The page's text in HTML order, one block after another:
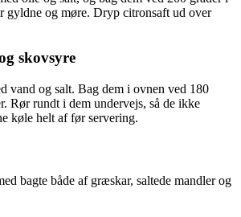
gyldne og møre. Dryp citronsaft ud over
skovsyre
vand og salt. Bag dem i ovnen ved 180
Rør rundt i dem undervejs, så de ikke
køle helt af før servering.
bagte både af græskar, saltede mandler og